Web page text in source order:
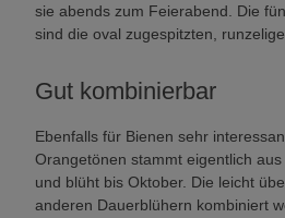
sie abends zum Feierabend. Die
sind die oval zugespitzten,
Gut kombinierbar
Ebenfalls für Bienen sehr
Orangetönen stammt eigentlich
und blüht bis Oktober. Die leicht
anderen Dauerblühern kombiniert